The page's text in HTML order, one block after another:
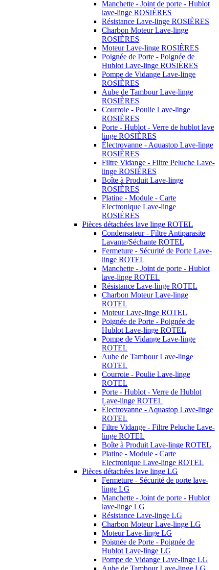
Manchette - Joint de porte - Hublot
lave-linge ROSIÈRES
Résistance Lave-linge ROSIÈRES
Charbon Moteur Lave-linge
ROSIÈRES
Moteur Lave-linge ROSIÈRES
Poignée de Porte - Poignée de
Hublot Lave-linge ROSIÈRES
Pompe de Vidange Lave-linge
ROSIÈRES
Aube de Tambour Lave-linge
ROSIÈRES
Courroie - Poulie Lave-linge
ROSIÈRES
Porte - Hublot - Verre de hublot lave
linge ROSIÈRES
Électrovanne - Aquastop Lave-linge
ROSIÈRES
Filtre Vidange - Filtre Peluche Lave-
linge ROSIÈRES
Boîte à Produit Lave-linge
ROSIÈRES
Platine - Module - Carte
Electronique Lave-linge
ROSIÈRES
Pièces détachées lave linge ROTEL
Condensateur - Filtre Antiparasite
Lavante/Séchante ROTEL
Fermeture - Sécurité de Porte Lave-
linge ROTEL
Manchette - Joint de porte - Hublot
lave-linge ROTEL
Résistance Lave-linge ROTEL
Charbon Moteur Lave-linge
ROTEL
Moteur Lave-linge ROTEL
Poignée de Porte - Poignée de
Hublot Lave-linge ROTEL
Pompe de Vidange Lave-linge
ROTEL
Aube de Tambour Lave-linge
ROTEL
Courroie - Poulie Lave-linge
ROTEL
Porte - Hublot - Verre de Hublot
Lave-linge ROTEL
Électrovanne - Aquastop Lave-linge
ROTEL
Filtre Vidange - Filtre Peluche Lave-
linge ROTEL
Boîte à Produit Lave-linge ROTEL
Platine - Module - Carte
Electronique Lave-linge ROTEL
Pièces détachées lave linge LG
Fermeture - Sécurité de porte lave-
linge LG
Manchette - Joint de porte - Hublot
lave-linge LG
Résistance Lave-linge LG
Charbon Moteur Lave-linge LG
Moteur Lave-linge LG
Poignée de Porte - Poignée de
Hublot Lave-linge LG
Pompe de Vidange Lave-linge LG
Aube de Tambour Lave-linge LG